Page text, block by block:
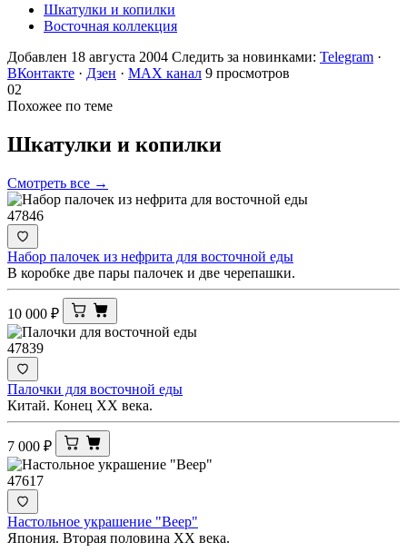
Шкатулки и копилки
Восточная коллекция
Добавлен 18 августа 2004 Следить за новинками: Telegram ·
ВКонтакте · Дзен · MAX канал 9 просмотров
02
Похожее по теме
Шкатулки и копилки
Смотреть все →
47846
Набор палочек из нефрита для восточной еды
В коробке две пары палочек и две черепашки.
10 000 ₽
47839
Палочки для восточной еды
Китай. Конец ХХ века.
7 000 ₽
47617
Настольное украшение "Веер"
Япония. Вторая половина ХХ века.